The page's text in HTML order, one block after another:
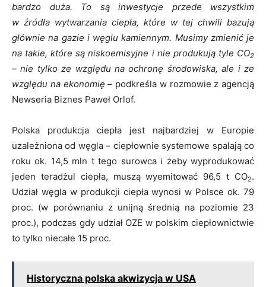
bardzo duża. To są inwestycje przede wszystkim
w źródła wytwarzania ciepła, które w tej chwili bazują
głównie na gazie i węglu kamiennym. Musimy zmienić je
na takie, które są niskoemisyjne i nie produkują tyle CO2
– nie tylko ze względu na ochronę środowiska, ale i ze
względu na ekonomię – podkreśla w rozmowie z agencją
Newseria Biznes Paweł Orlof.
Polska produkcja ciepła jest najbardziej w Europie
uzależniona od węgla – ciepłownie systemowe spalają co
roku ok. 14,5 mln t tego surowca i żeby wyprodukować
jeden teradżul ciepła, muszą wyemitować 96,5 t CO2.
Udział węgla w produkcji ciepła wynosi w Polsce ok. 79
proc. (w porównaniu z unijną średnią na poziomie 23
proc.), podczas gdy udział OZE w polskim ciepłownictwie
to tylko niecałe 15 proc.
Historyczna polska akwizycja w USA